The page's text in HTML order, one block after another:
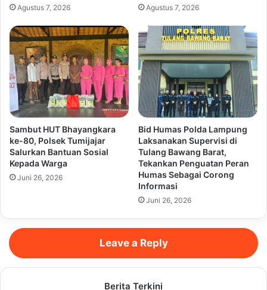
Agustus 7, 2026 Agustus 7, 2026
Sambut HUT Bhayangkara
ke-80, Polsek Tumijajar
Salurkan Bantuan Sosial
Kepada Warga
Juni 26, 2026
Bid Humas Polda Lampung
Laksanakan Supervisi di
Tulang Bawang Barat,
Tekankan Penguatan Peran
Humas Sebagai Corong
Informasi
Juni 26, 2026
Leave a Reply
Berita Terkini